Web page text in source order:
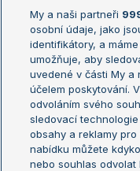
Žebříček ATP (muži)
Žebříček WTA (ženy)
Sázkařský žebříček
Aktualní trendy
My a naši partneři
osobní údaje, jako
identifikátory, a
umožňuje, aby
uvedené v části My a
účelem poskytování.
odvoláním svého
sledovací
obsahy a reklamy
nabídku můžete
nebo souhlas odvolat